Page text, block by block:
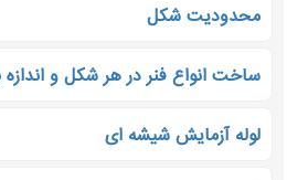
محدودیت شکل
ساخت انواع فنر در هر شکل و
لوله آزمایش شیشه ای